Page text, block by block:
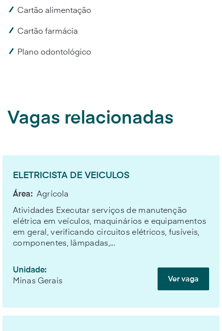
Cartão alimentação
Cartão farmácia
Plano odontológico
Vagas relacionadas
ELETRICISTA DE VEICULOS
Área: Agrícola
Atividades Executar serviços de manutenção
elétrica em veículos, maquinários e equipamentos
em geral, verificando circuitos elétricos, fusíveis,
componentes, lâmpadas,...
Unidade:
Minas Gerais
Ver vaga